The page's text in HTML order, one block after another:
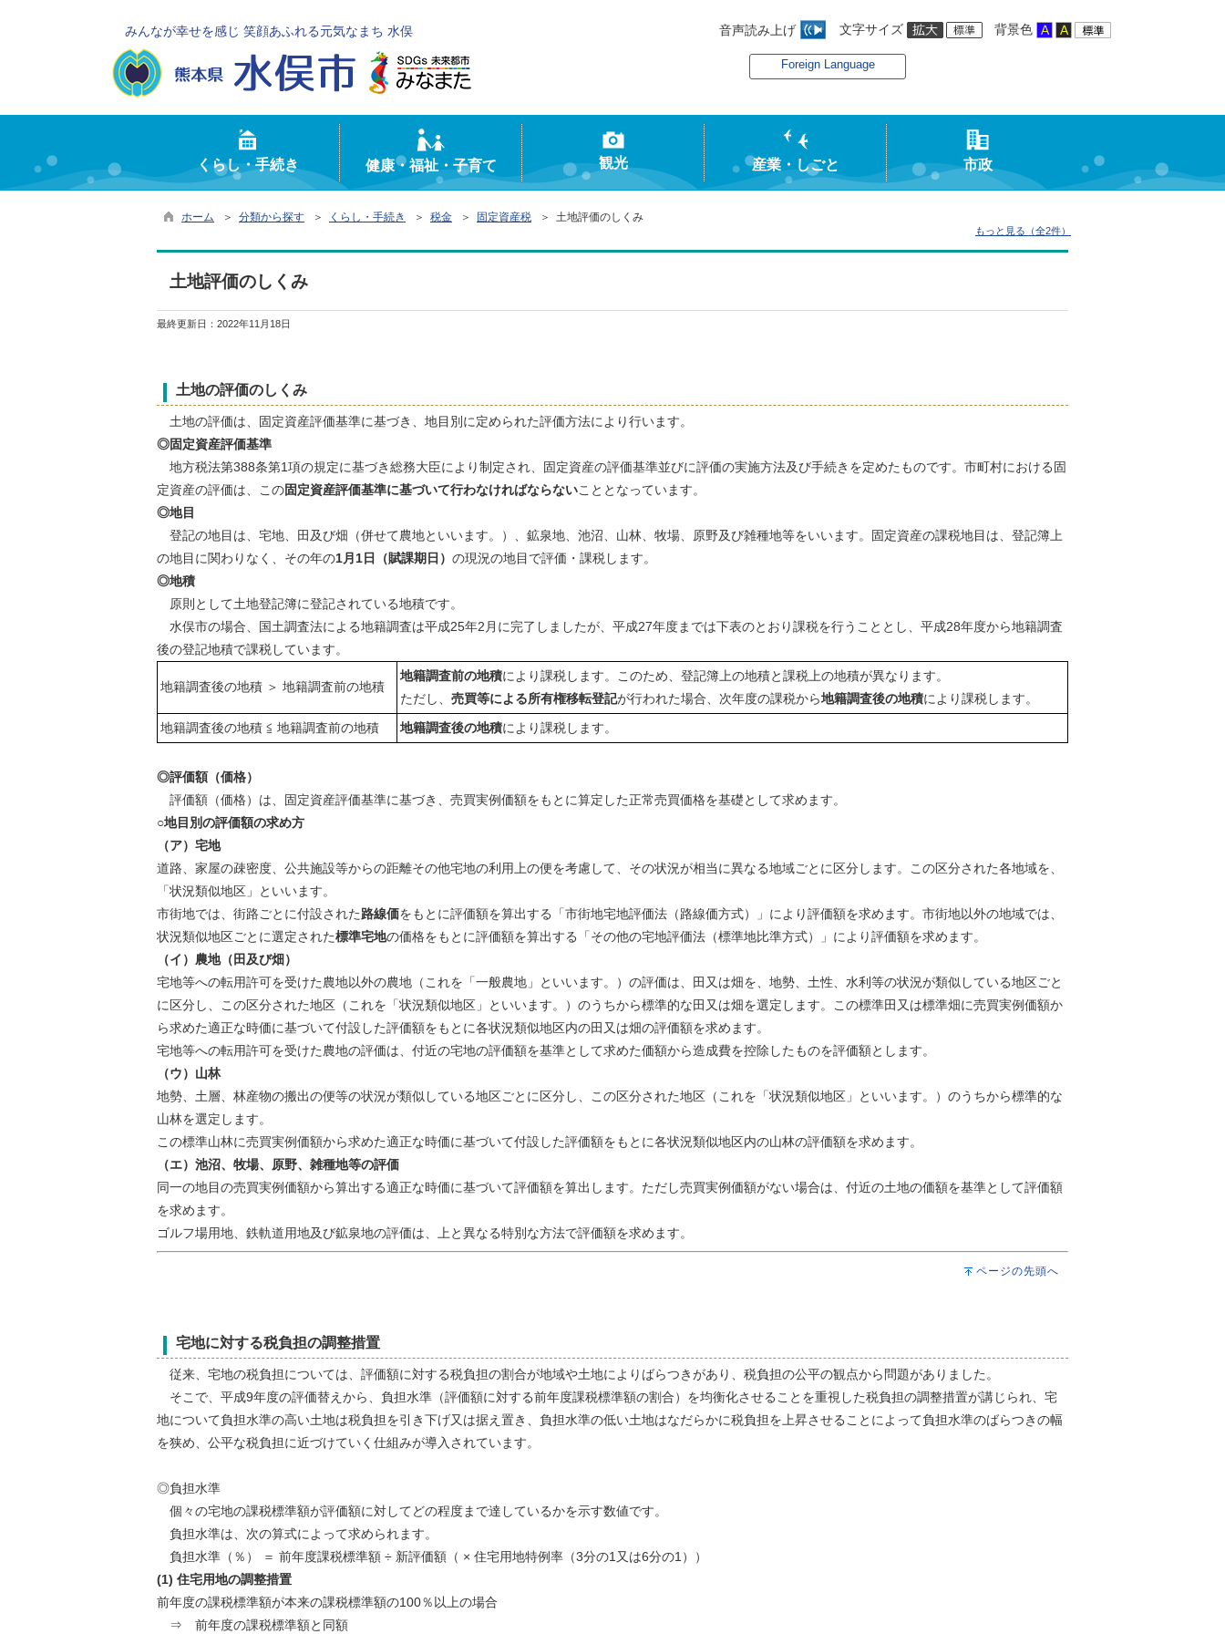
みんなが幸せを感じ 笑顔あふれる元気なまち 水俣 音声読み上げ 文字サイズ 背景色
Foreign Language
くらし・手続き 健康・福祉・子育て 観光 産業・しごと 市政
ホーム ＞ 分類から探す ＞ くらし・手続き ＞ 税金 ＞ 固定資産税 ＞ 土地評価のしくみ
もっと見る（全2件）
土地評価のしくみ
最終更新日： 2022年11月18日
土地の評価のしくみ
土地の評価は、固定資産評価基準に基づき、地目別に定められた評価方法により行います。
◎固定資産評価基準
地方税法第388条第1項の規定に基づき総務大臣により制定され、固定資産の評価基準並びに評価の実施方法及び手続きを定めたものです。市町村における固
定資産の評価は、この固定資産評価基準に基づいて行わなければならないこととなっています。
◎地目
登記の地目は、宅地、田及び畑（併せて農地といいます。）、鉱泉地、池沼、山林、牧場、原野及び雑種地等をいいます。固定資産の課税地目は、登記簿上
の地目に関わりなく、その年の1月1日（賦課期日） の現況の地目で評価・課税します。
◎地積
原則として土地登記簿に登記されている地積です。
水俣市の場合、国土調査法による地籍調査は平成25年2月に完了しましたが、平成27年度までは下表のとおり課税を行うこととし、平成28年度から地籍調査
後の登記地積で課税しています。
地籍調査後の地積 ＞ 地籍調査前の地積
地籍調査前の地積により課税します。このため、登記簿上の地積と課税上の地積が異なります。
ただし、 売買等による所有権移転登記が行われた場合、次年度の課税から地籍調査後の地積により課税します。
地籍調査後の地積 ≦ 地籍調査前の地積
地籍調査後の地積により課税します。
◎評価額（価格）
評価額（価格）は、固定資産評価基準に基づき、売買実例価額をもとに算定した正常売買価格を基礎として求めます。
○地目別の評価額の求め方
（ア）宅地
道路、家屋の疎密度、公共施設等からの距離その他宅地の利用上の便を考慮して、その状況が相当に異なる地域ごとに区分します。この区分された各地域を、
「状況類似地区」といいます。
市街地では、街路ごとに付設された路線価をもとに評価額を算出する「市街地宅地評価法（路線価方式）」により評価額を求めます。市街地以外の地域では、
状況類似地区ごとに選定された標準宅地の価格をもとに評価額を算出する「その他の宅地評価法（標準地比準方式）」により評価額を求めます。
（イ）農地（田及び畑）
宅地等への転用許可を受けた農地以外の農地（これを「一般農地」といいます。）の評価は、田又は畑を、地勢、土性、水利等の状況が類似している地区ごと
に区分し、この区分された地区（これを「状況類似地区」といいます。）のうちから標準的な田又は畑を選定します。この標準田又は標準畑に売買実例価額か
ら求めた適正な時価に基づいて付設した評価額をもとに各状況類似地区内の田又は畑の評価額を求めます。
宅地等への転用許可を受けた農地の評価は、付近の宅地の評価額を基準として求めた価額から造成費を控除したものを評価額とします。
（ウ）山林
地勢、土層、林産物の搬出の便等の状況が類似している地区ごとに区分し、この区分された地区（これを「状況類似地区」といいます。）のうちから標準的な
山林を選定します。
この標準山林に売買実例価額から求めた適正な時価に基づいて付設した評価額をもとに各状況類似地区内の山林の評価額を求めます。
（エ）池沼、牧場、原野、雑種地等の評価
同一の地目の売買実例価額から算出する適正な時価に基づいて評価額を算出します。ただし売買実例価額がない場合は、付近の土地の価額を基準として評価額
を求めます。
ゴルフ場用地、鉄軌道用地及び鉱泉地の評価は、上と異なる特別な方法で評価額を求めます。
ページの先頭へ
宅地に対する税負担の調整措置
従来、宅地の税負担については、評価額に対する税負担の割合が地域や土地によりばらつきがあり、税負担の公平の観点から問題がありました。
そこで、平成9年度の評価替えから、負担水準（評価額に対する前年度課税標準額の割合）を均衡化させることを重視した税負担の調整措置が講じられ、宅
地について負担水準の高い土地は税負担を引き下げ又は据え置き、負担水準の低い土地はなだらかに税負担を上昇させることによって負担水準のばらつきの幅
を狭め、公平な税負担に近づけていく仕組みが導入されています。
◎負担水準
個々の宅地の課税標準額が評価額に対してどの程度まで達しているかを示す数値です。
負担水準は、次の算式によって求められます。
負担水準（％） ＝ 前年度課税標準額 ÷ 新評価額（ × 住宅用地特例率（3分の1又は6分の1））
(1) 住宅用地の調整措置
前年度の課税標準額が本来の課税標準額の100％以上の場合
⇒ 前年度の課税標準額と同額